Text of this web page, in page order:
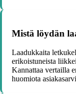
Mistä löydän
Laadukkaita
erikoistuneista
Kannattaa vertailla
huomiota